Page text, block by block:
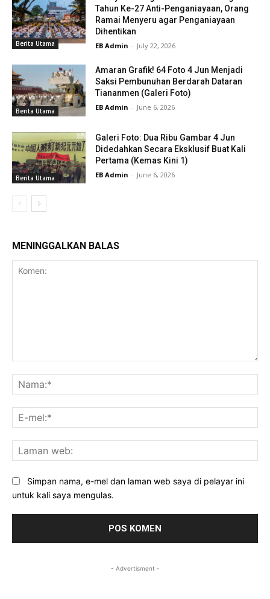
Berita Utama
Tahun Ke-27 Anti-Penganiayaan, Orang
Ramai Menyeru agar Penganiayaan
Dihentikan
EB Admin - July 22, 2026
Berita Utama
Amaran Grafik! 64 Foto 4 Jun Menjadi
Saksi Pembunuhan Berdarah Dataran
Tiananmen (Galeri Foto)
EB Admin - June 6, 2026
Berita Utama
Galeri Foto: Dua Ribu Gambar 4 Jun
Didedahkan Secara Eksklusif Buat Kali
Pertama (Kemas Kini 1)
EB Admin - June 6, 2026
MENINGGALKAN BALAS
Simpan nama, e-mel dan laman web saya di pelayar ini
untuk kali saya mengulas.
- Advertisment -